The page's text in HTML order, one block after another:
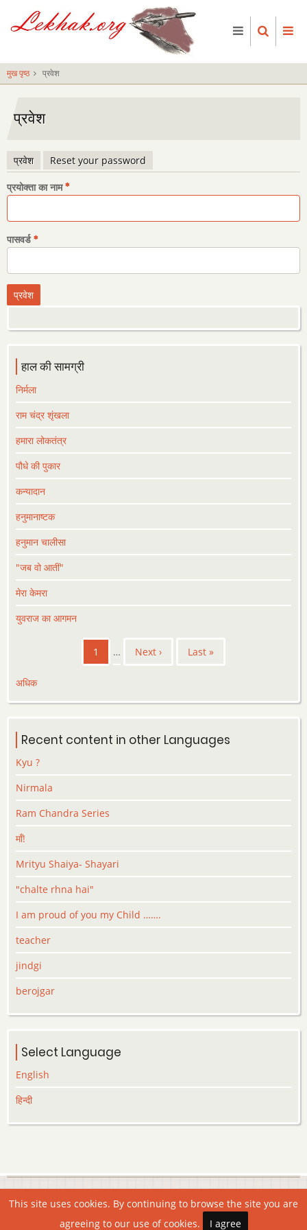
मुख पृष्ठ प्रवेश
प्रवेश
प्राथमिक
टैब्स
प्रवेश Reset your password
प्रयोक्ता का नाम
पासवर्ड
हाल की सामग्री
निर्मला
राम चंद्र शृंखला
हमारा लोकतंत्र
पौधे की पुकार
कन्यादान
हनुमानाष्टक
हनुमान चालीसा
"जब वो आतीं"
मेरा केमरा
युवराज का आगमन
PaginationCurrent
page
1 …
Next
Next ›
Last
Last »
अधिक
Recent content in other Languages
Kyu ?
Nirmala
Ram Chandra Series
माँ!
Mrityu Shaiya- Shayari
"chalte rhna hai"
I am proud of you my Child …….
teacher
jindgi
berojgar
Select Language
English
हिन्दी
This site uses cookies. By continuing to browse the site you are
agreeing to our use of cookies.
I agree